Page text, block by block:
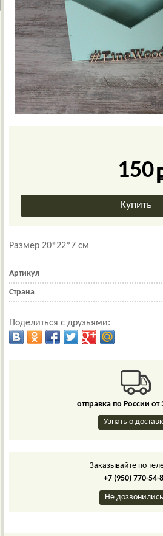
150
Размер 20*22*7 см
Артикул
Страна
Поделиться с друзьями:
отправка по России от
Узнать о
Заказывайте по
+7 (950) 770-54-
Не